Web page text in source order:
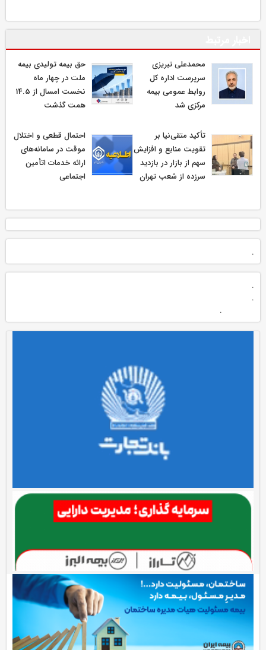
محمدعلی تبریزی
سرپرست اداره كل
روابط عمومی بیمه
مركزی شد
حق بیمه تولیدی بیمه
ملت در چهار ماه
نخست امسال از 14.5
همت گذشت
تأکید متقی‌نیا بر
تقویت منابع و افزایش
سهم از بازار در بازدید
سرزده از شعب تهران
احتمال قطعی و اختلال
موقت در سامانه‌های
ارائه خدمات اتأمین
اجتماعی
.
.
.
.